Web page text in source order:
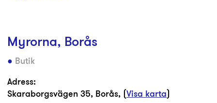
Myrorna, Borås
Butik
Adress:
Skaraborgsvägen 35, Borås, (Visa karta)